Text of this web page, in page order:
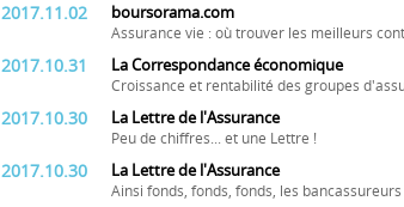
2017.11.02 boursorama.com
Assurance vie : où trouver les meilleurs
2017.10.31 La Correspondance économique
Croissance et rentabilité des groupes
2017.10.30 La Lettre de l'Assurance
Peu de chiffres... et une Lettre !
2017.10.30 La Lettre de l'Assurance
Ainsi fonds, fonds, fonds, les bancassureurs